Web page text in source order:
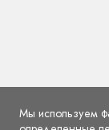
Мы используем